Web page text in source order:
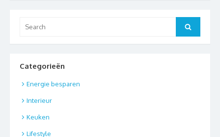
for:
Search
Categorieën
Energie besparen
Interieur
Keuken
Lifestyle